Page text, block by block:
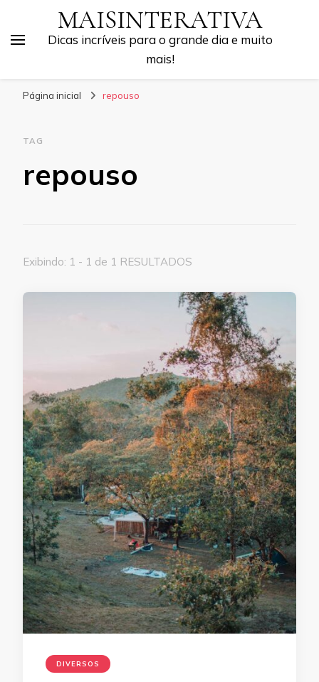
MAISINTERATIVA
Dicas incríveis para o grande dia e muito
mais!
Página inicial repouso
TAG
repouso
Exibindo: 1 - 1 de 1 RESULTADOS
DIVERSOS